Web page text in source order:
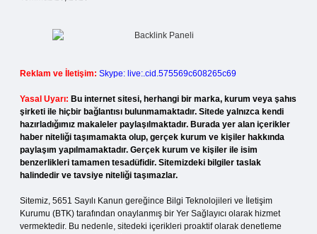
Reklam ve İletişim: Skype: live:.cid.575569c608265c69
Yasal Uyarı: Bu internet sitesi, herhangi bir marka, kurum veya şahıs
şirketi ile hiçbir bağlantısı bulunmamaktadır. Sitede yalnızca kendi
hazırladığımız makaleler paylaşılmaktadır. Burada yer alan içerikler
haber niteliği taşımamakta olup, gerçek kurum ve kişiler hakkında
paylaşım yapılmamaktadır. Gerçek kurum ve kişiler ile isim
benzerlikleri tamamen tesadüfidir. Sitemizdeki bilgiler taslak
halindedir ve tavsiye niteliği taşımazlar.
Sitemiz, 5651 Sayılı Kanun gereğince Bilgi Teknolojileri ve İletişim
Kurumu (BTK) tarafından onaylanmış bir Yer Sağlayıcı olarak hizmet
vermektedir. Bu nedenle, sitedeki içerikleri proaktif olarak denetleme